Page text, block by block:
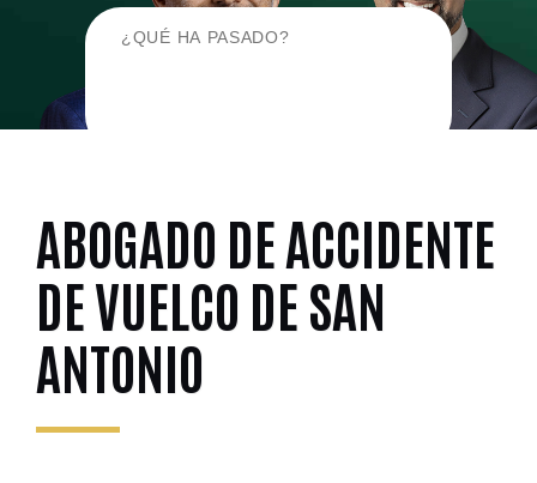
ABOGADO DE ACCIDENTE
DE VUELCO DE SAN
ANTONIO